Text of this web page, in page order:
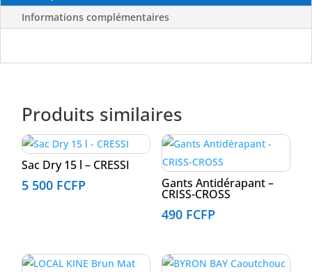
Informations complémentaires
Produits similaires
Sac Dry 15 l – CRESSI
5 500 FCFP Gants Antidérapant –
CRISS-CROSS
490 FCFP